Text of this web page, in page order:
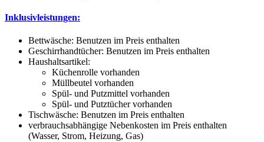
Inklusivleistungen:
Bettwäsche: Benutzen im Preis enthalten
Geschirrhandtücher: Benutzen im Preis enthalten
Haushaltsartikel:
Küchenrolle vorhanden
Müllbeutel vorhanden
Spül- und Putzmittel vorhanden
Spül- und Putztücher vorhanden
Tischwäsche: Benutzen im Preis enthalten
verbrauchsabhängige Nebenkosten im Preis enthalten
(Wasser, Strom, Heizung, Gas)